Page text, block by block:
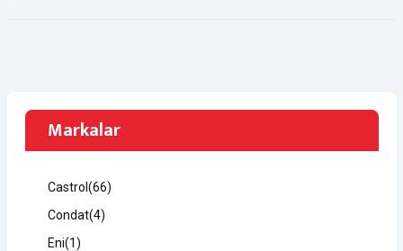
Markalar
Castrol (66)
Condat(4)
Eni(1)